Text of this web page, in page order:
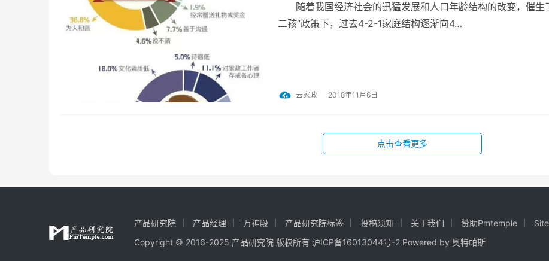
随着我国经济社会的迅猛发展和人口年龄结构的改变，催生
二孩”政策下，过去4-2-1家庭结构逐渐向4…
云家政 2018年11月6日
点击查看更多
产品研究院 产品经理 万神殿 产品研究院标签 投稿须知 关于我们 赞助Pmtemple
Copyright © 2016-2025 产品研究院 版权所有 沪ICP备16013044号-2 Powered by 奥特帕斯